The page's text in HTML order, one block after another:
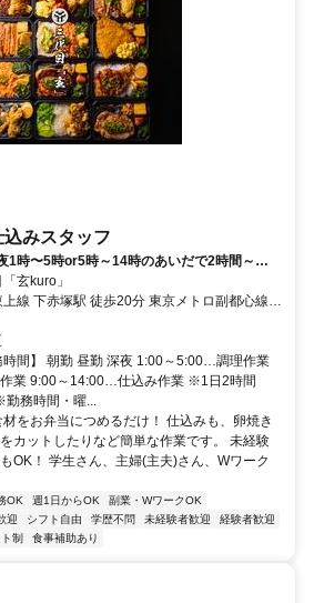
みスタッフ
1時〜5時or5時～14時のあいだで2時間～
おすすめ！
玄kuro」
線 下赤塚駅 徒歩20分 東京メトロ副都心線
大江戸線 練馬春日町駅 徒歩20分
時間】 朝勤 昼勤 深夜 1:00～5:00…調理作業
業 9:00～14:00…仕込み作業 ※1日2時間
務時間・曜...
をお弁当につめるだけ！ 仕込みも、卵焼き
カットしたりなど簡単な作業です。 未経験
OK！ 学生さん、主婦(主夫)さん、Wワーク
OK 週1日からOK
副業・WワークOK
迎 シフト自由 学歴不問 未経験者歓迎
経験者歓迎
制 食事補助あり